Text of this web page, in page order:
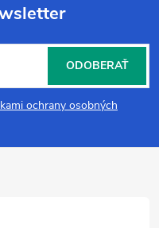
ochrany osobných
ODOBERAŤ